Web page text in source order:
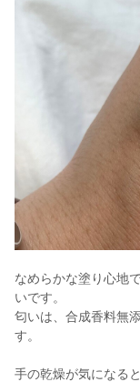
なめらかな塗り心地
いです。
匂いは、合成香料無
す。
手の乾燥が気になる